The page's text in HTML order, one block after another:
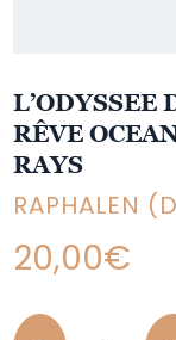
L’ODYSSEE
RÊVE
RAYS
RAPHALEN
20,00€
Quantity